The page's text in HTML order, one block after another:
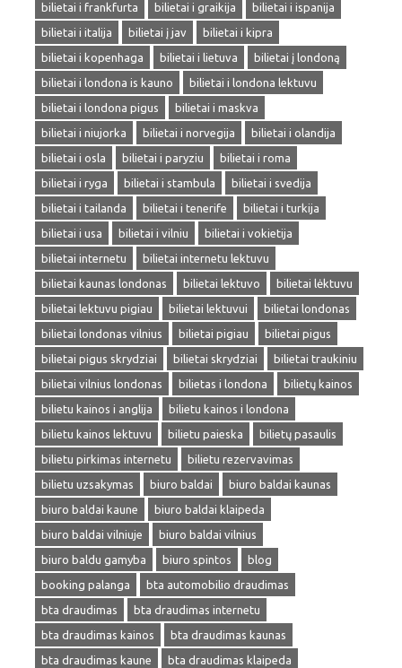
bilietai i frankfurta
bilietai i graikija
bilietai i ispanija
bilietai i italija
bilietai į jav
bilietai i kipra
bilietai i kopenhaga
bilietai i lietuva
bilietai į londoną
bilietai i londona is kauno
bilietai i londona lektuvu
bilietai i londona pigus
bilietai i maskva
bilietai i niujorka
bilietai i norvegija
bilietai i olandija
bilietai i osla
bilietai i paryziu
bilietai i roma
bilietai i ryga
bilietai i stambula
bilietai i svedija
bilietai i tailanda
bilietai i tenerife
bilietai i turkija
bilietai i usa
bilietai i vilniu
bilietai i vokietija
bilietai internetu
bilietai internetu lektuvu
bilietai kaunas londonas
bilietai lektuvo
bilietai lėktuvu
bilietai lektuvu pigiau
bilietai lektuvui
bilietai londonas
bilietai londonas vilnius
bilietai pigiau
bilietai pigus
bilietai pigus skrydziai
bilietai skrydziai
bilietai traukiniu
bilietai vilnius londonas
bilietas i londona
bilietų kainos
bilietu kainos i anglija
bilietu kainos i londona
bilietu kainos lektuvu
bilietu paieska
bilietų pasaulis
bilietu pirkimas internetu
bilietu rezervavimas
bilietu uzsakymas
biuro baldai
biuro baldai kaunas
biuro baldai kaune
biuro baldai klaipeda
biuro baldai vilniuje
biuro baldai vilnius
biuro baldu gamyba
biuro spintos
blog
booking palanga
bta automobilio draudimas
bta draudimas
bta draudimas internetu
bta draudimas kainos
bta draudimas kaunas
bta draudimas kaune
bta draudimas klaipeda